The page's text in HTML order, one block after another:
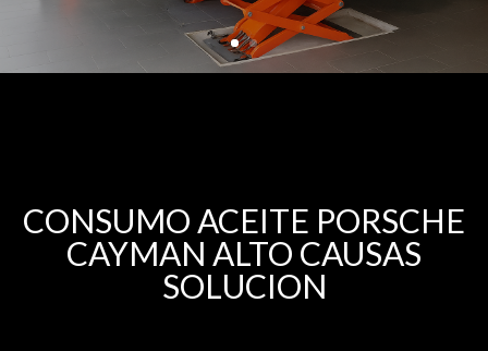
CONSUMO ACEITE PORSCHE
CAYMAN ALTO CAUSAS
SOLUCION